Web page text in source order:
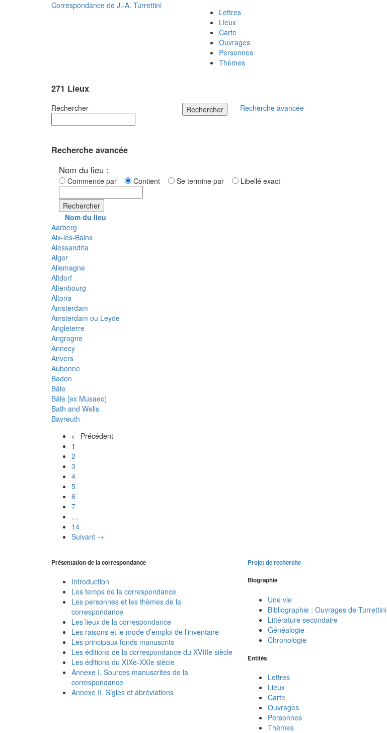
Correspondance de J.-A. Turrettini
Lettres
Lieux
Carte
Ouvrages
Personnes
Thèmes
271 Lieux
Rechercher Rechercher Recherche avancée
Recherche avancée
Nom du lieu :
Commence par Contient Se termine par Libellé exact
Rechercher
Nom du lieu
Aarberg
Aix-les-Bains
Alessandria
Alger
Allemagne
Altdorf
Altenbourg
Altona
Amsterdam
Amsterdam ou Leyde
Angleterre
Angrogne
Annecy
Anvers
Aubonne
Baden
Bâle
Bâle [ex Musaeo]
Bath and Wells
Bayreuth
← Précédent
1
2
3
4
5
6
7
…
14
Suivant →
Présentation de la correspondance
Introduction
Les temps de la correspondance
Les personnes et les thèmes de la
correspondance
Les lieux de la correspondance
Les raisons et le mode d’emploi de l’inventaire
Les principaux fonds manuscrits
Les éditions de la correspondance du XVIIIe siècle
Les éditions du XIXe-XXIe siècle
Annexe I. Sources manuscrites de la
correspondance
Annexe II. Sigles et abréviations
Projet de recherche
Biographie
Une vie
Bibliographie : Ouvrages de Turrettini
Littérature secondaire
Généalogie
Chronologie
Entités
Lettres
Lieux
Carte
Ouvrages
Personnes
Thèmes